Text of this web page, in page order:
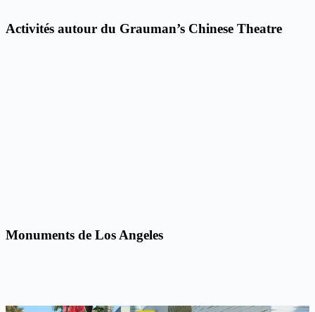
Activités autour du Grauman’s Chinese Theatre
Monuments de Los Angeles